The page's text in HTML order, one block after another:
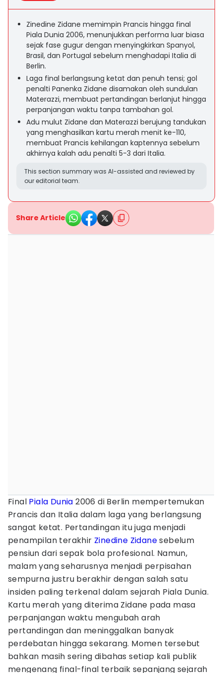
Zinedine Zidane memimpin Prancis hingga final
Piala Dunia 2006, menunjukkan performa luar biasa
sejak fase gugur dengan menyingkirkan Spanyol,
Brasil, dan Portugal sebelum menghadapi Italia di
Berlin.
Laga final berlangsung ketat dan penuh tensi; gol
penalti Panenka Zidane disamakan oleh sundulan
Materazzi, membuat pertandingan berlanjut hingga
perpanjangan waktu tanpa tambahan gol.
Adu mulut Zidane dan Materazzi berujung tandukan
yang menghasilkan kartu merah menit ke-110,
membuat Prancis kehilangan kaptennya sebelum
akhirnya kalah adu penalti 5-3 dari Italia.
This section summary was AI-assisted and reviewed by
our editorial team.
Share Article
Final Piala Dunia 2006 di Berlin mempertemukan
Prancis dan Italia dalam laga yang berlangsung
sangat ketat. Pertandingan itu juga menjadi
penampilan terakhir Zinedine Zidanesebelum
pensiun dari sepak bola profesional. Namun,
malam yang seharusnya menjadi perpisahan
sempurna justru berakhir dengan salah satu
insiden paling terkenal dalam sejarah Piala Dunia.
Kartu merah yang diterima Zidane pada masa
perpanjangan waktu mengubah arah
pertandingan dan meninggalkan banyak
perdebatan hingga sekarang. Momen tersebut
bahkan masih sering dibahas setiap kali publik
mengenang final-final terbaik sepanjang sejarah